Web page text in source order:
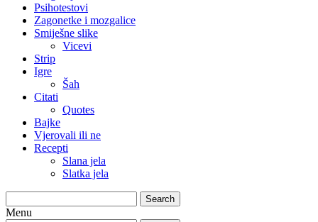
Psihotestovi
Zagonetke i mozgalice
Smiješne slike
Vicevi
Strip
Igre
Šah
Citati
Quotes
Bajke
Vjerovali ili ne
Recepti
Slana jela
Slatka jela
Search
Menu